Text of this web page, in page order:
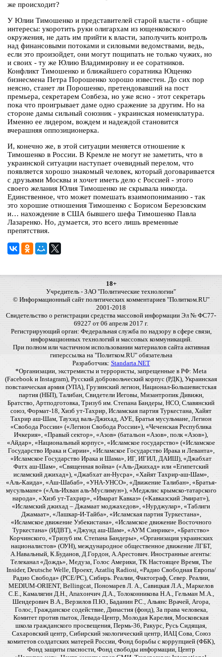
же происходит?
У Юлии Тимошенко и представителей старой власти - общие
интересы: укоротить руки олигархам из ющенковского
окружения, не дать им прийти к власти, заполучить контроль
над финансовыми потоками и силовыми ведомствами, ведь,
если это произойдет, они могут пощипать не только чужих, но
и своих - ту же Юлию Владимировну и ее соратников.
Конфликт Тимошенко и ближайшего соратника Ющенко
бизнесмена Петра Порошенко хорошо известен. До сих пор
неясно, станет ли Порошенко, претендовавший на пост
премьера, секретарем Совбеза, но уже ясно - этот секретарь
пока что проигрывает даме одно сражение за другим. Но на
стороне дамы сильный союзник - украинская номенклатура.
Именно ее лидером, вождем и надеждой становится
вчерашняя оппозиционерка.
И, конечно же, в этой ситуации меняется отношение к
Тимошенко в России. В Кремле не могут не заметить, что в
украинской ситуации наступает очевидный перелом, что
появляется хорошо знакомый человек, который договаривается
с друзьями Москвы и хочет иметь дело с Россией - этого
своего желания Юлия Тимошенко не скрывала никогда.
Единственное, что может помешать взаимопониманию - так
это хорошие отношения Тимошенко с Борисом Березовским
и… нахождение в США бывшего шефа Тимошенко Павла
Лазаренко. Но, думается, это всего лишь временные
препятствия.
18+
Учредитель - ЗАО "Политические технологии"
© Информационный сайт политических комментариев "Политком.RU"
2001-2018
Свидетельство о регистрации средства массовой информации Эл № ФС77-
69227 от 06 апреля 2017 г.
Регистрирующий орган: Федеральная служба по надзору в сфере связи,
информационных технологий и массовых коммуникаций.
При полном или частичном использовании материалов сайта активная
гиперссылка на "Политком.RU" обязательна
Разработчик: Standarta.NET
*Организации, экстремисты и террористы, запрещенные в РФ: Meta
(Facebook и Instagram), Русский добровольческий корпус (РДК), Украинская
повстанческая армия (УПА), Грузинский легион, Национал-Большевистская
партия (НБП), Талибан, Свидетели Иеговы, Мизантропик Дивижн,
Братство, Артподготовка, Тризуб им. Степана Бандеры, НСО, Славянский
союз, Формат-18, Хизб ут-Тахрир, Исламская партия Туркестана, Хайят
Тахрир аш-Шам, Таухид валь-Джихад, АУЕ, Братья мусульмане, Легион
«Свобода России» («Легион Свобода России»), «Чеченская Республика
Ичкерия», «Правый сектор», «Азов» (батальон «Азов», полк «Азов»),
«Айдар», «Национальный корпус», «Исламское государство» («Исламское
Государство Ирака и Сирии», «Исламское Государство Ирака и Леванта»,
«Исламское Государство Ирака и Шама», ИГ, ИГИЛ, ДАИШ), «Джабхат
Фатх аш-Шам», «Священная война» («Аль-Джихад» или «Египетский
исламский джихад»), «Джабхат ан-Нусра», «Хайят Тахрир-аш-Шам»,
«Аль-Каида», «Аш-Шабаб», «УНА-УНСО», «Движение Талибан», «Братья-
мусульмане» («Аль-Ихван аль-Муслимун»), «Меджлис крымско-татарского
народа», «Хизб ут-Тахрир», «Имарат Кавказ» («Кавказский Эмират»),
«Исламский джихад – Джамаат моджахедов», «Нурджулар», «Таблиги
Джамаат», «Лашкар-И-Тайба», «Исламская партия Туркестана»,
«Исламское движение Узбекистана», «Исламское движение Восточного
Туркестана» (ИДВТ), «Джунд аш-Шам», «АУМ Синрике», «Братство»
Корчинского, «Тризуб им. Степана Бандеры», «Организация украинских
националистов» (ОУН), международное общественное движение ЛГБТ,
А.Навальный, К.Буданов, Д.Гордон, А.Арестович. Иностранные агенты:
Телеканал «Дождь», Медуза, Голос Америки, ТК Настоящее Время, The
Insider, Deutsche Welle, Проект, Azatliq Radiosi, «Радио Свободная Европа/
Радио Свобода» (PCE/PC), Сибирь. Реалии, Фактограф, Север. Реалии,
MEDIUM-ORIENT, Bellingcat, Пономарев Л. А., Савицкая Л.А., Маркелов
С.Е., Камалягин Д.Н., Апахончич Д.А., Толоконникова Н.А., Гельман М.А.,
Шендерович В.А., Верзилов П.Ю., Баданин Р.С., Альянс Врачей, Агора,
Голос, Гражданское содействие, Династия (фонд), За права человека,
Комитет против пыток, Левада-Центр, Молодая Карелия, Московская
школа гражданского просвещения, Пермь-36, Ракурс, Русь Сидящая,
Сахаровский центр, Сибирский экологический центр, ИАЦ Сова, Союз
комитетов солдатских матерей России, Фонд борьбы с коррупцией (ФБК),
Фонд защиты гласности, Фонд свободы информации, Центр